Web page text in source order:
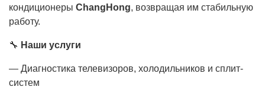
кондиционеры ChangHong, возвращая им стабильную
работу.
🔧 Наши услуги
— Диагностика телевизоров, холодильников и сплит-
систем